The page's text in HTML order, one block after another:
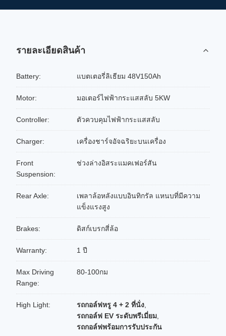
รายละเอียดสินค้า
Battery: แบตเตอรี่ลิเธียม 48V150Ah
Motor: มอเตอร์ไฟฟ้ากระแสสลับ 5KW
Controller: ตัวควบคุมไฟฟ้ากระแสสลับ
Charger: เครื่องชาร์จอัจฉริยะบนเครื่อง
Front
Suspension:
ช่วงล่างอิสระแมคเฟอร์สัน
Rear Axle:
เพลาล้อหลังแบบอินทิกรัล แหนบที่มีความ
แข็งแรงสูง
Brakes: ดิสก์เบรกสี่ล้อ
Warranty: 1 ปี
Max Driving
Range:
80-100กม
High Light: รถกอล์ฟหรู 4 + 2 ที่นั่ง
รถกอล์ฟ EV ระดับพรีเมี่ยม
รถกอล์ฟพร้อมการรับประกัน